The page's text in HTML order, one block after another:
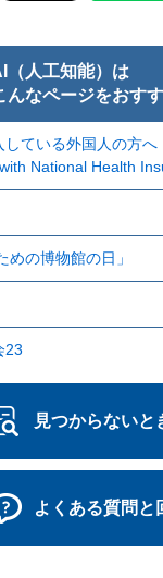
（人工知能）は
んなページをおす
している外国人の方
National Health
の博物館の日」
23
見つからないと
よくある質問と